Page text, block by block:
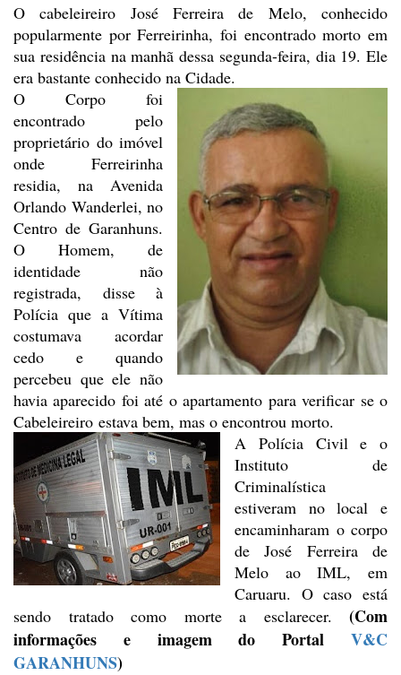
O cabeleireiro José Ferreira de Melo, conhecido
popularmente por Ferreirinha, foi encontrado morto em
sua residência na manhã dessa segunda-feira, dia 19. Ele
era bastante conhecido na Cidade.
O Corpo foi
encontrado pelo
proprietário do imóvel
onde Ferreirinha
residia, na Avenida
Orlando Wanderlei, no
Centro de Garanhuns.
O Homem, de
identidade não
registrada, disse à
Polícia que a Vítima
costumava acordar
cedo e quando
percebeu que ele não
havia aparecido foi até o apartamento para verificar se o
Cabeleireiro estava bem, mas o encontrou morto.
A Polícia Civil e o
Instituto de
Criminalística
estiveram no local e
encaminharam o corpo
de José Ferreira de
Melo ao IML, em
Caruaru. O caso está
sendo tratado como morte a esclarecer. (Com
informações e imagem do Portal V&C
GARANHUNS)